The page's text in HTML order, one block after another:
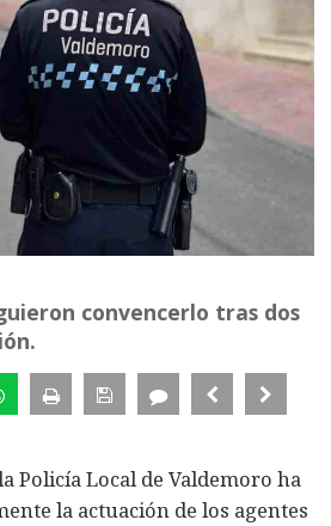
convencerlo tras dos
Policía Local de Valdemoro ha
la actuación de los agentes